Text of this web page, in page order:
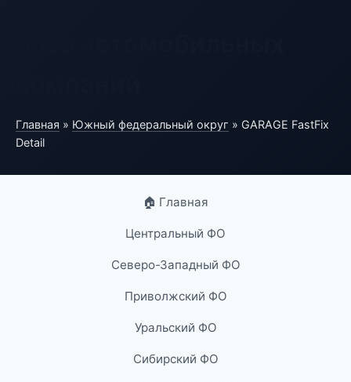
Главная » Южный федеральный округ » GARAGE FastFix
Detail
🏠 Главная
Центральный ФО
Северо-Западный ФО
Приволжский ФО
Уральский ФО
Сибирский ФО